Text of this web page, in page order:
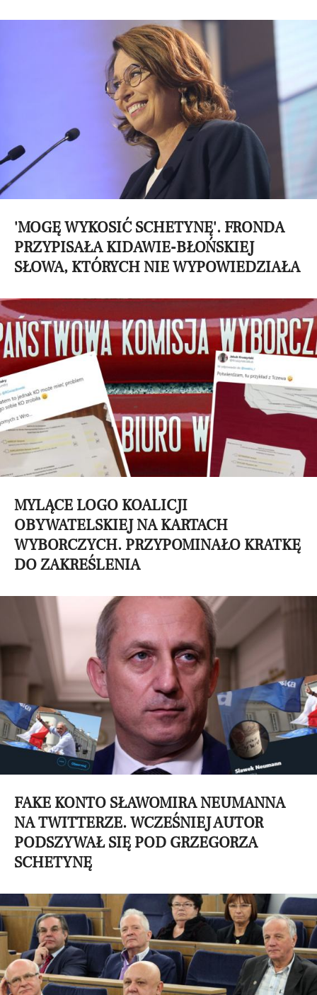
'MOGĘ WYKOSIĆ SCHETYNĘ'. FRONDA
PRZYPISAŁA KIDAWIE-BŁOŃSKIEJ
SŁOWA, KTÓRYCH NIE WYPOWIEDZIAŁA
MYLĄCE LOGO KOALICJI
OBYWATELSKIEJ NA KARTACH
WYBORCZYCH. PRZYPOMINAŁO KRATKĘ
DO ZAKREŚLENIA
FAKE KONTO SŁAWOMIRA NEUMANNA
NA TWITTERZE. WCZEŚNIEJ AUTOR
PODSZYWAŁ SIĘ POD GRZEGORZA
SCHETYNĘ